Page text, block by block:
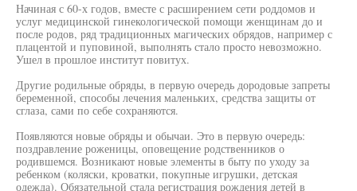
Начиная с 60-х годов, вместе с расширением сети роддомов и
услуг медицинской гинекологической помощи женщинам до и
после родов, ряд традиционных магических обрядов, например с
плацентой и пуповиной, выполнять стало просто невозможно.
Ушел в прошлое институт повитух.
Другие родильные обряды, в первую очередь дородовые запреты
беременной, способы лечения маленьких, средства защиты от
сглаза, сами по себе сохраняются.
Появляются новые обряды и обычаи. Это в первую очередь:
поздравление роженицы, оповещение родственников о
родившемся. Возникают новые элементы в быту по уходу за
ребенком (коляски, кроватки, покупные игрушки, детская
одежда). Обязательной стала регистрация рождения детей в